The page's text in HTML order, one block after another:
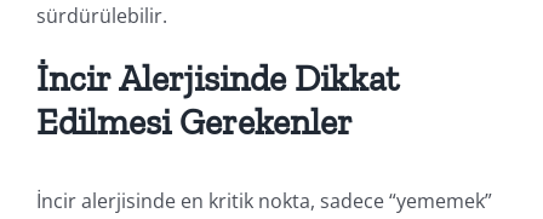
sürdürülebilir.
İncir Alerjisinde Dikkat
Edilmesi Gerekenler
İncir alerjisinde en kritik nokta, sadece “yememek”